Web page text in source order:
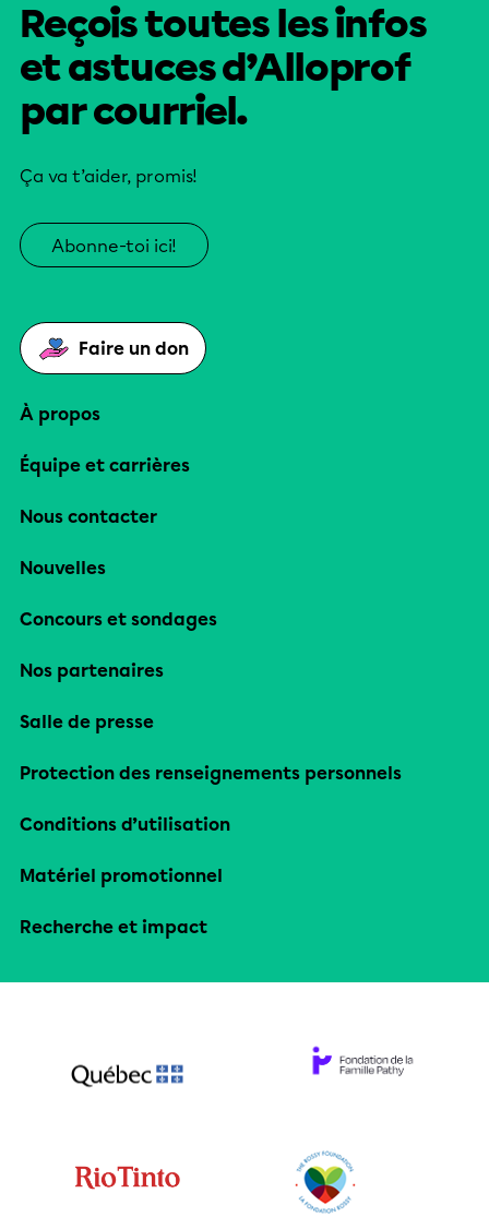
Reçois toutes les infos
et astuces d’Alloprof
par courriel.
Ça va t’aider, promis!
Abonne-toi ici!
Faire un don
À propos
Équipe et carrières
Nous contacter
Nouvelles
Concours et sondages
Nos partenaires
Salle de presse
Protection des renseignements personnels
Conditions d’utilisation
Matériel promotionnel
Recherche et impact